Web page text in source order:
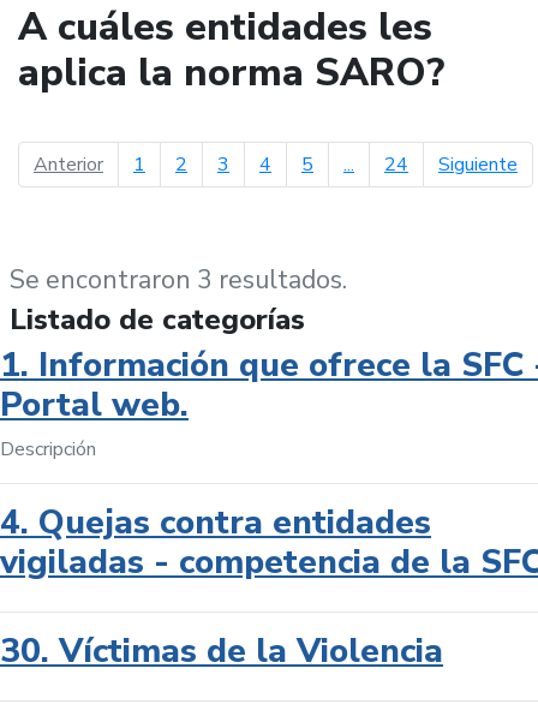
A cuáles entidades les
aplica la norma SARO?
Anteriorpágina anterior
1 2 3 4 5 ... 24 Siguiente
Se encontraron 3 resultados.
Listado de categorías
1. Información que ofrece la SFC
Portal web.
Descripción
4. Quejas contra entidades
vigiladas - competencia de la
30. Víctimas de la Violencia